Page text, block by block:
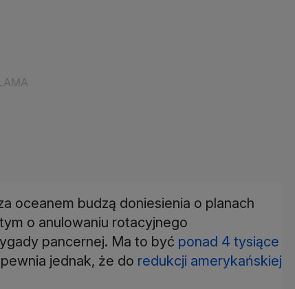
oceanem budzą doniesienia o planach
o anulowaniu rotacyjnego
pancernej. Ma to być ponad 4 tysiące
jednak, że do redukcji amerykańskiej